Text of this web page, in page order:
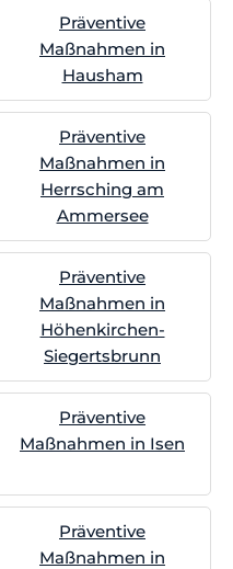
Präventive
Maßnahmen in
Hausham
Präventive
Maßnahmen in
Herrsching am
Ammersee
Präventive
Maßnahmen in
Höhenkirchen-
Siegertsbrunn
Präventive
Maßnahmen in Isen
Präventive
Maßnahmen in